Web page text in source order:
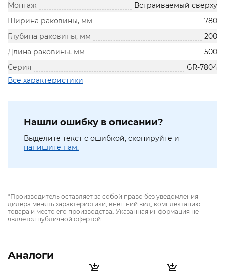
Монтаж
Встраиваемый сверху
Ширина раковины, мм
780
Глубина раковины, мм
200
Длина раковины, мм
500
Серия
GR-7804
Все характеристики
Нашли ошибку в описании?
Выделите текст с ошибкой, скопируйте и
напишите нам.
*Производитель оставляет за собой право без уведомления
дилера менять характеристики, внешний вид, комплектацию
товара и место его производства. Указанная информация не
является публичной офертой
Аналоги